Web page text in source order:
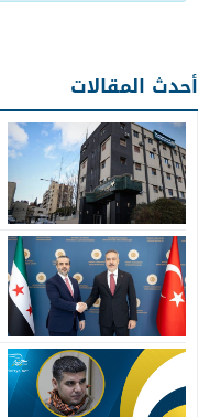
أحدث المقالات